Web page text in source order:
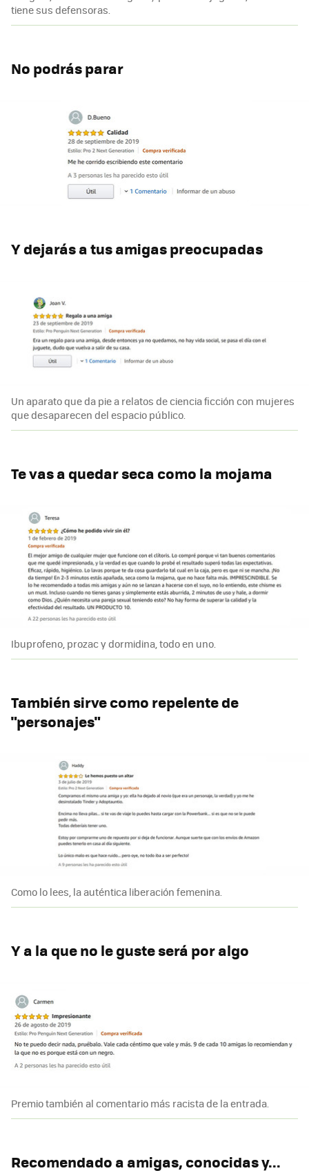
tiene sus defensoras.
No podrás parar
Y dejarás a tus amigas preocupadas
Un aparato que da pie a relatos de ciencia ficción con mujeres
que desaparecen del espacio público.
Te vas a quedar seca como la mojama
Ibuprofeno, prozac y dormidina, todo en uno.
También sirve como repelente de
"personajes"
Como lo lees, la auténtica liberación femenina.
Y a la que no le guste será por algo
Premio también al comentario más racista de la entrada.
Recomendado a amigas, conocidas y...